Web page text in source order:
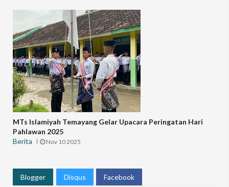
MTs Islamiyah Temayang Gelar Upacara Peringatan Hari
Pahlawan 2025
Berita
Nov 10 2025
Blogger Disqus Facebook